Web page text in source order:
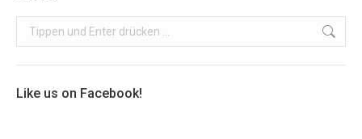
Search:
Like us on Facebook!